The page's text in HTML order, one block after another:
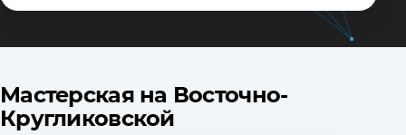
Мастерская на Восточно-
Кругликовской